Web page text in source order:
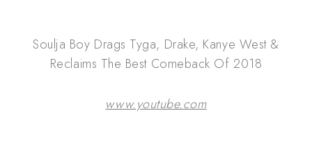
Soulja Boy Drags Tyga, Drake, Kanye West &
Reclaims The Best Comeback Of 2018
www.youtube.com